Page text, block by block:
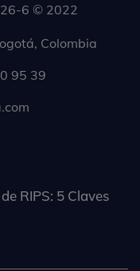
6 © 2022
Colombia
95 39
RIPS: 5 Claves